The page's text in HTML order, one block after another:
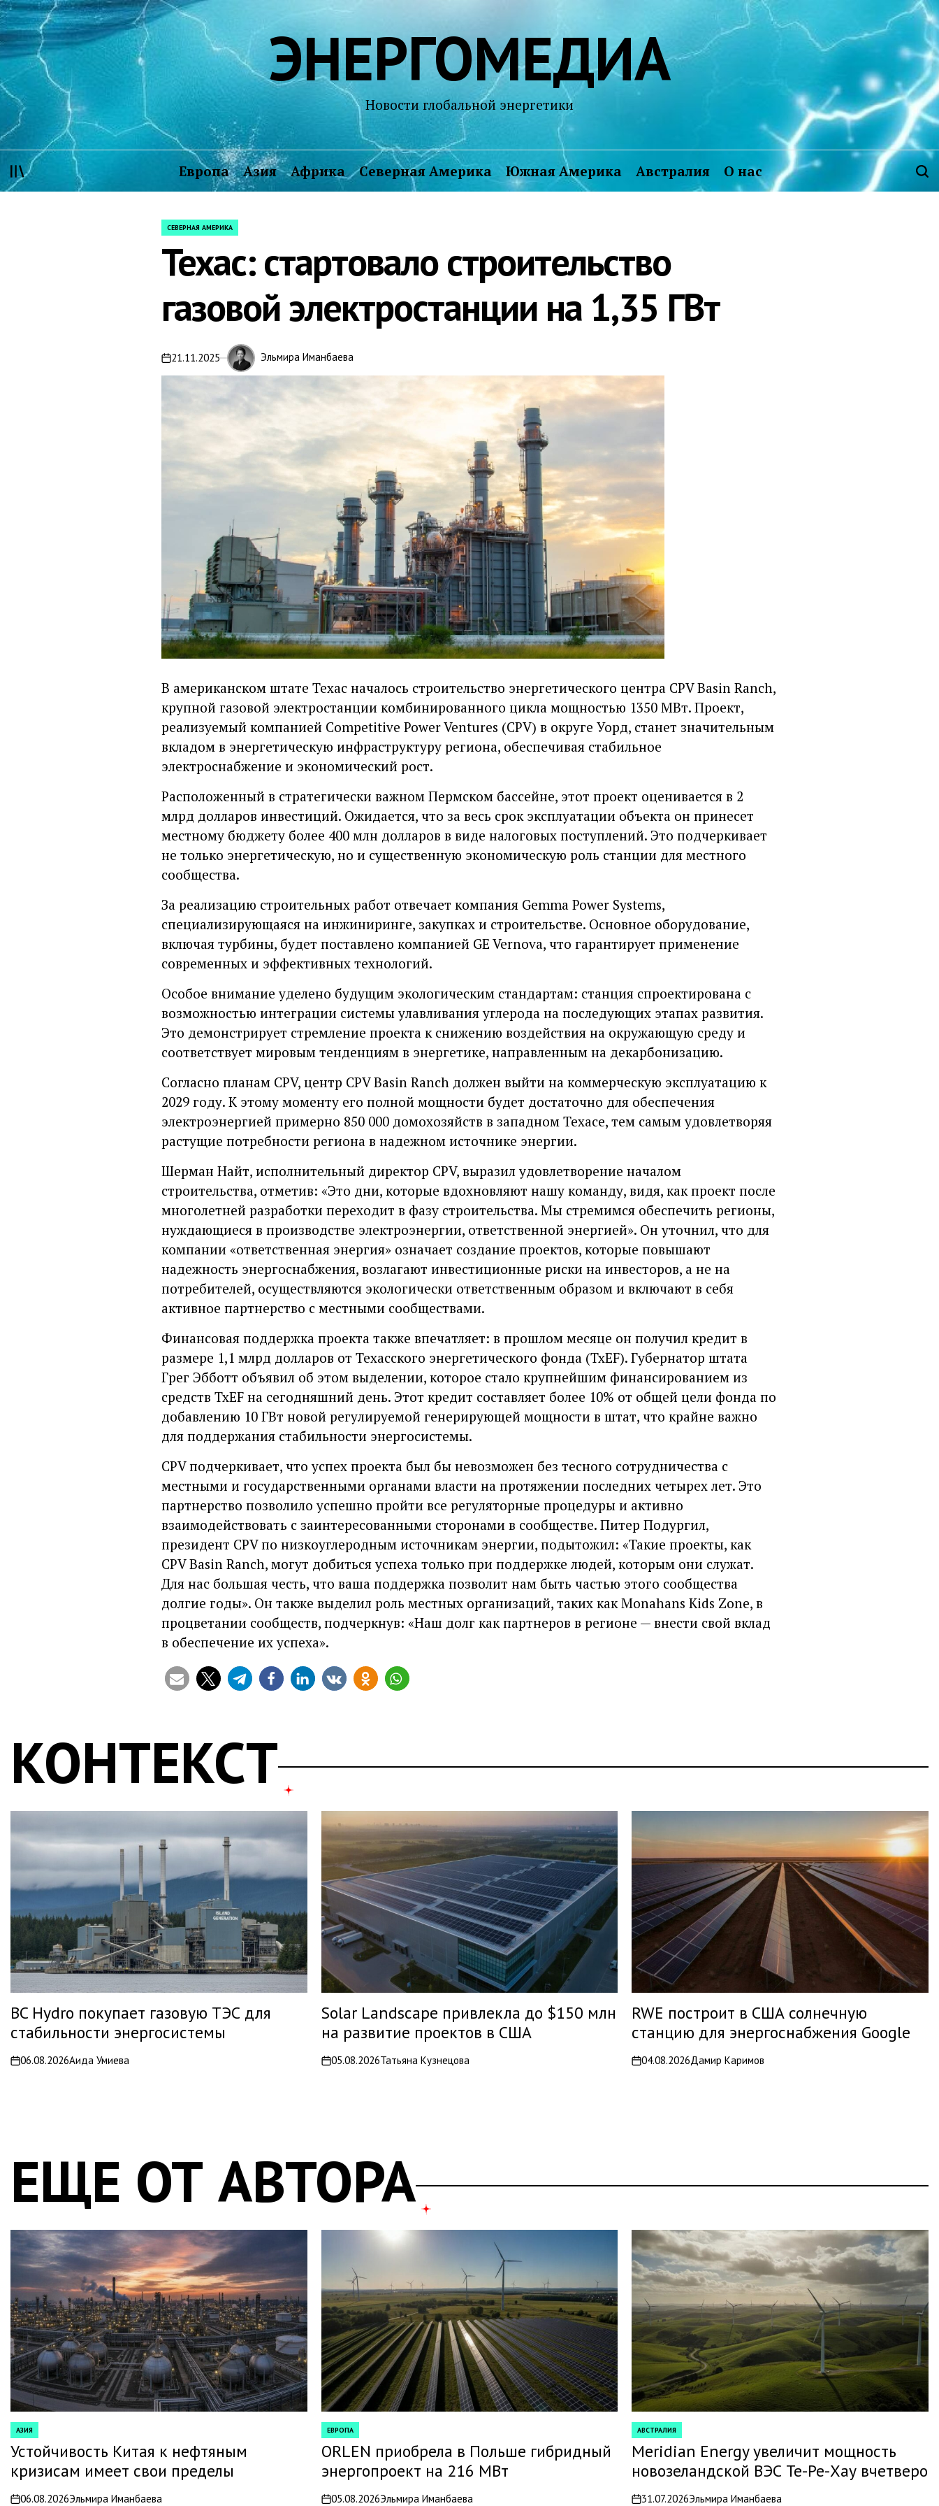
Skip
to
content
ЭНЕРГОМЕДИА
Новости глобальной энергетики
Европа Азия Африка Северная Америка Южная Америка Австралия О нас
POSTED
СЕВЕРНАЯ АМЕРИКА
Техас: стартовало строительство
газовой электростанции на 1,35 ГВт
on21.11.2025 Эльмира Иманбаева
В американском штате Техас началось строительство энергетического центра CPV Basin Ranch,
крупной газовой электростанции комбинированного цикла мощностью 1350 МВт. Проект,
реализуемый компанией Competitive Power Ventures (CPV) в округе Уорд, станет значительным
вкладом в энергетическую инфраструктуру региона, обеспечивая стабильное
электроснабжение и экономический рост.
Расположенный в стратегически важном Пермском бассейне, этот проект оценивается в 2
млрд долларов инвестиций. Ожидается, что за весь срок эксплуатации объекта он принесет
местному бюджету более 400 млн долларов в виде налоговых поступлений. Это подчеркивает
не только энергетическую, но и существенную экономическую роль станции для местного
сообщества.
За реализацию строительных работ отвечает компания Gemma Power Systems,
специализирующаяся на инжиниринге, закупках и строительстве. Основное оборудование,
включая турбины, будет поставлено компанией GE Vernova, что гарантирует применение
современных и эффективных технологий.
Особое внимание уделено будущим экологическим стандартам: станция спроектирована с
возможностью интеграции системы улавливания углерода на последующих этапах развития.
Это демонстрирует стремление проекта к снижению воздействия на окружающую среду и
соответствует мировым тенденциям в энергетике, направленным на декарбонизацию.
Согласно планам CPV, центр CPV Basin Ranch должен выйти на коммерческую эксплуатацию к
2029 году. К этому моменту его полной мощности будет достаточно для обеспечения
электроэнергией примерно 850 000 домохозяйств в западном Техасе, тем самым удовлетворяя
растущие потребности региона в надежном источнике энергии.
Шерман Найт, исполнительный директор CPV, выразил удовлетворение началом
строительства, отметив: «Это дни, которые вдохновляют нашу команду, видя, как проект после
многолетней разработки переходит в фазу строительства. Мы стремимся обеспечить регионы,
нуждающиеся в производстве электроэнергии, ответственной энергией». Он уточнил, что для
компании «ответственная энергия» означает создание проектов, которые повышают
надежность энергоснабжения, возлагают инвестиционные риски на инвесторов, а не на
потребителей, осуществляются экологически ответственным образом и включают в себя
активное партнерство с местными сообществами.
Финансовая поддержка проекта также впечатляет: в прошлом месяце он получил кредит в
размере 1,1 млрд долларов от Техасского энергетического фонда (TxEF). Губернатор штата
Грег Эбботт объявил об этом выделении, которое стало крупнейшим финансированием из
средств TxEF на сегодняшний день. Этот кредит составляет более 10% от общей цели фонда по
добавлению 10 ГВт новой регулируемой генерирующей мощности в штат, что крайне важно
для поддержания стабильности энергосистемы.
CPV подчеркивает, что успех проекта был бы невозможен без тесного сотрудничества с
местными и государственными органами власти на протяжении последних четырех лет. Это
партнерство позволило успешно пройти все регуляторные процедуры и активно
взаимодействовать с заинтересованными сторонами в сообществе. Питер Подургил,
президент CPV по низкоуглеродным источникам энергии, подытожил: «Такие проекты, как
CPV Basin Ranch, могут добиться успеха только при поддержке людей, которым они служат.
Для нас большая честь, что ваша поддержка позволит нам быть частью этого сообщества
долгие годы». Он также выделил роль местных организаций, таких как Monahans Kids Zone, в
процветании сообществ, подчеркнув: «Наш долг как партнеров в регионе — внести свой вклад
в обеспечение их успеха».
КОНТЕКСТ
BC Hydro покупает газовую ТЭС для
стабильности энергосистемы
on06.08.2026Аида Умиева
Solar Landscape привлекла до $150 млн
на развитие проектов в США
on05.08.2026Татьяна Кузнецова
RWE построит в США солнечную
станцию для энергоснабжения Google
on04.08.2026Дамир Каримов
ЕЩЕ ОТ АВТОРА
POSTED
IN
АЗИЯ
Устойчивость Китая к нефтяным
кризисам имеет свои пределы
06.08.2026Эльмира Иманбаева
POSTED
IN
ЕВРОПА
ORLEN приобрела в Польше гибридный
энергопроект на 216 МВт
05.08.2026Эльмира Иманбаева
POSTED
IN
АВСТРАЛИЯ
Meridian Energy увеличит мощность
новозеландской ВЭС Те-Ре-Хау вчетверо
31.07.2026Эльмира Иманбаева